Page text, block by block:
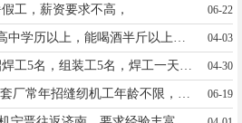
工，薪资要求不高， 06-22
04-03
04-30
06-19